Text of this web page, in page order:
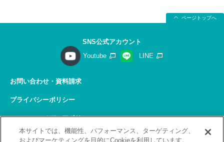
ページトップへ
SNS公式アカウント
Youtube
LINE
お問い合わせ・資料請求
プライバシーポリシー
ソーシャルメディアポリシー
サイトの利用について
本サイトでは、機能性、パフォーマンス、ターゲティング、
およびマーケティングを目的にCookieを利用しています。